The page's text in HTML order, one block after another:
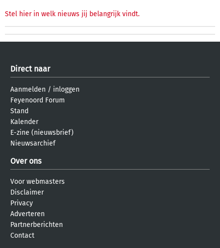
Stel hier in welk nieuws jij belangrijk vindt.
Direct naar
Aanmelden / inloggen
Feyenoord Forum
Stand
Kalender
E-zine (nieuwsbrief)
Nieuwsarchief
Over ons
Voor webmasters
Disclaimer
Privacy
Adverteren
Partnerberichten
Contact